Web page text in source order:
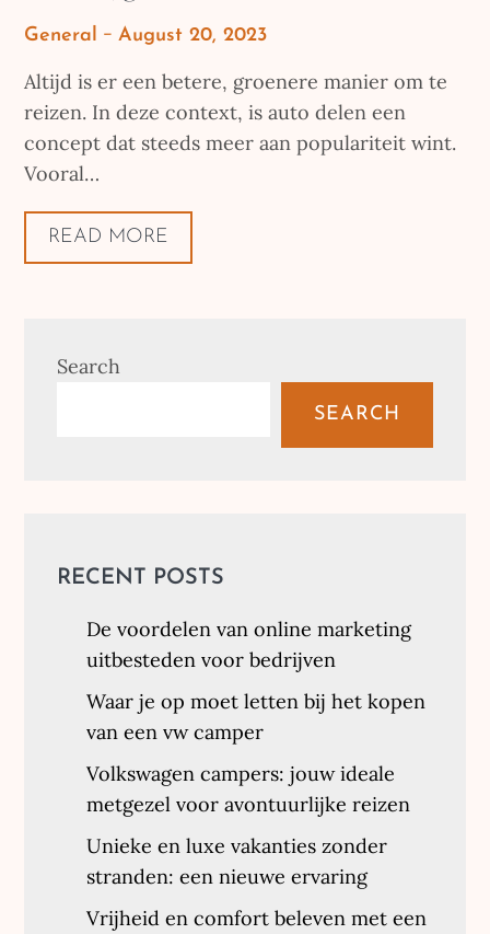
General
Posted
August 20, 2023
Altijd is er een betere, groenere manier om te
reizen. In deze context, is auto delen een
concept dat steeds meer aan populariteit wint.
Vooral…
READ MORE
Search
SEARCH
RECENT POSTS
De voordelen van online marketing
uitbesteden voor bedrijven
Waar je op moet letten bij het kopen
van een vw camper
Volkswagen campers: jouw ideale
metgezel voor avontuurlijke reizen
Unieke en luxe vakanties zonder
stranden: een nieuwe ervaring
Vrijheid en comfort beleven met een